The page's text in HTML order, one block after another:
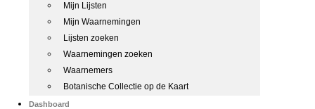
Mijn Lijsten
Mijn Waarnemingen
Lijsten zoeken
Waarnemingen zoeken
Waarnemers
Botanische Collectie op de Kaart
Dashboard